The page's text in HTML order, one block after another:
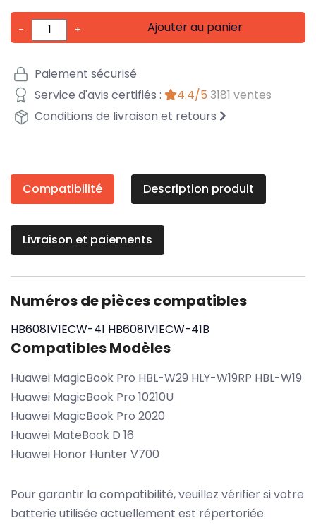
- + Ajouter au panier
Paiement sécurisé
Service d'avis certifiés :
4.4/5 3181 ventes
Conditions de livraison et retours
Compatibilité Description produit
Livraison et paiements
Numéros de pièces compatibles
HB6081V1ECW-41 HB6081V1ECW-41B
Compatibles Modèles
Huawei MagicBook Pro HBL-W29 HLY-W19RP HBL-W19
Huawei MagicBook Pro 10210U
Huawei MagicBook Pro 2020
Huawei MateBook D 16
Huawei Honor Hunter V700
Pour garantir la compatibilité, veuillez vérifier si votre
batterie utilisée actuellement est répertoriée.